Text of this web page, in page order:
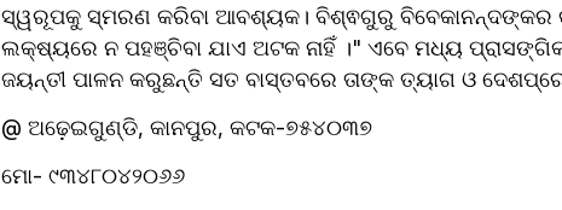
ସ୍ୱରୂପକୁ ସ୍ମରଣ କରିବା ଆବଶ୍ୟକ। ବିଶ୍ଵଗୁରୁ ବିବେକାନନ୍ଦଙ୍କର
ଲକ୍ଷ୍ୟରେ ନ ପହଞ୍ଚିବା ଯାଏ ଅଟକ ନାହିଁ ।" ଏବେ ମଧ୍ୟ
ଜୟନ୍ତୀ ପାଳନ କରୁଛନ୍ତି ସତ ବାସ୍ତବରେ ତାଙ୍କ ତ୍ୟାଗ ଓ
@ ଅଢ଼େଇଗୁଣ୍ଡି, କାନପୁର, କଟକ-୭୫୪୦୩୭
ମୋ- ୯୩୪୮୦୪୨୦୬୬